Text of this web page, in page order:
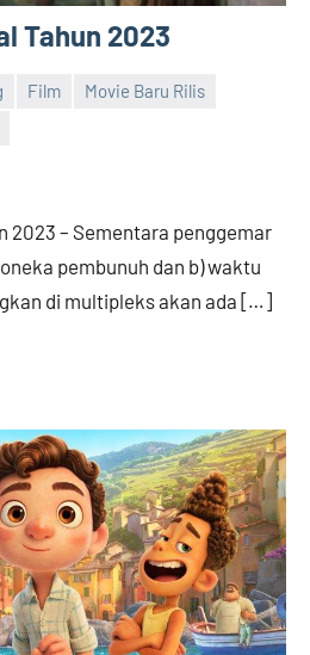
Rilis,
Terbaru
Tahun 2023
Film
Movie Baru Rilis
2023 – Sementara penggemar
pembunuh dan b) waktu
di multipleks akan ada […]